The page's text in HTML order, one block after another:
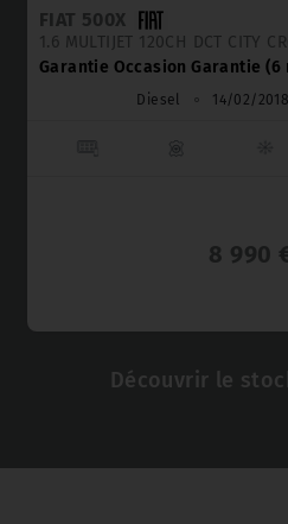
FIAT 500X
1.6 MULTIJET 120CH DCT CITY
Garantie Occasion Garantie (6
Diesel ⚬ 14/02/2018
8 990
Découvrir le